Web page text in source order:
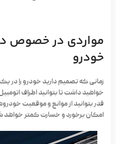
خودرو
زمانی که تصمیم دارید خودرو را در
خواهید داشت تا بتوانید اطراف
قدر بتوانید از موانع و موقعیت
امکان برخورد و خسارت کمتر خواهد